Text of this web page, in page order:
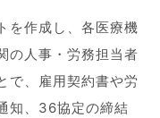
を作成し、各医療機
の人事・労務担当者
で、雇用契約書や労
知、36協定の締結